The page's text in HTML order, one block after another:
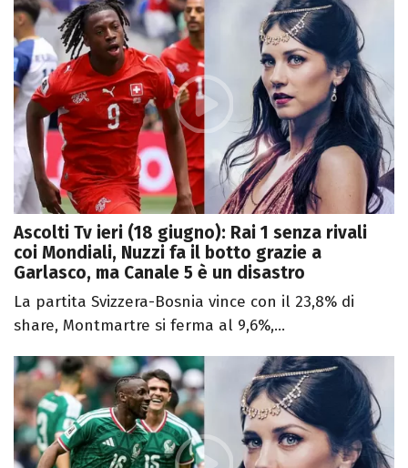
Ascolti Tv ieri (18 giugno): Rai 1 senza rivali
coi Mondiali, Nuzzi fa il botto grazie a
Garlasco, ma Canale 5 è un disastro
La partita Svizzera-Bosnia vince con il 23,8% di
share, Montmartre si ferma al 9,6%,...